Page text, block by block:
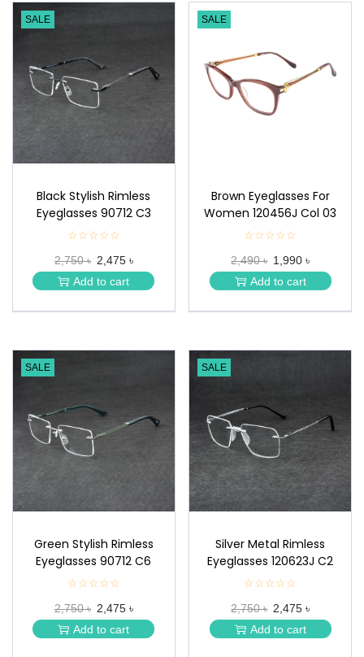
SALE
Black Stylish Rimless
Eyeglasses 90712 C3
☆☆☆☆☆
★
★
★
★
2,750 ৳ 2,475 ৳
Add to cart
SALE
Brown Eyeglasses For
Women 120456J Col 03
☆☆☆☆☆
★
★
★
★
2,490 ৳ 1,990 ৳
Add to cart
SALE
Green Stylish Rimless
Eyeglasses 90712 C6
☆☆☆☆☆
★
★
★
★
2,750 ৳ 2,475 ৳
Add to cart
SALE
Silver Metal Rimless
Eyeglasses 120623J C2
☆☆☆☆☆
★
★
★
★
2,750 ৳ 2,475 ৳
Add to cart